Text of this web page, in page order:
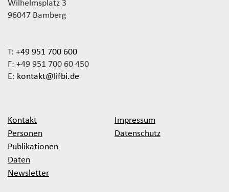
Wilhelmsplatz 3
96047 Bamberg
T: +49 951 700 600
F: +49 951 700 60 450
E: kontakt@lifbi.de
Kontakt
Personen
Publikationen
Daten
Newsletter
Impressum
Datenschutz